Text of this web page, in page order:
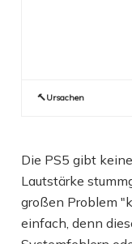
🔨Ursachen
Die PS5 gibt
Lautstärke
großen Problem
einfach, denn